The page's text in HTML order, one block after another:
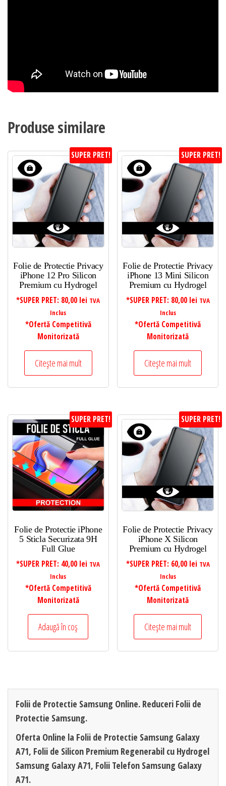
Produse similare
SUPER PRET!
Folie de Protectie Privacy
iPhone 12 Pro Silicon
Premium cu Hydrogel
*SUPER PRET: 80,00 lei TVA
Inclus
*Ofertă Competitivă
Monitorizată
Citește mai mult
SUPER PRET!
Folie de Protectie Privacy
iPhone 13 Mini Silicon
Premium cu Hydrogel
*SUPER PRET: 80,00 lei TVA
Inclus
*Ofertă Competitivă
Monitorizată
Citește mai mult
SUPER PRET!
Folie de Protectie iPhone
5 Sticla Securizata 9H
Full Glue
*SUPER PRET: 40,00 lei TVA
Inclus
*Ofertă Competitivă
Monitorizată
Adaugă în coș
SUPER PRET!
Folie de Protectie Privacy
iPhone X Silicon
Premium cu Hydrogel
*SUPER PRET: 60,00 lei TVA
Inclus
*Ofertă Competitivă
Monitorizată
Citește mai mult
Folii de Protectie Samsung Online. Reduceri Folii de
Protectie Samsung.
Oferta Online la Folii de Protectie Samsung Galaxy
A71, Folii de Silicon Premium Regenerabil cu Hydrogel
Samsung Galaxy A71, Folii Telefon Samsung Galaxy
A71.